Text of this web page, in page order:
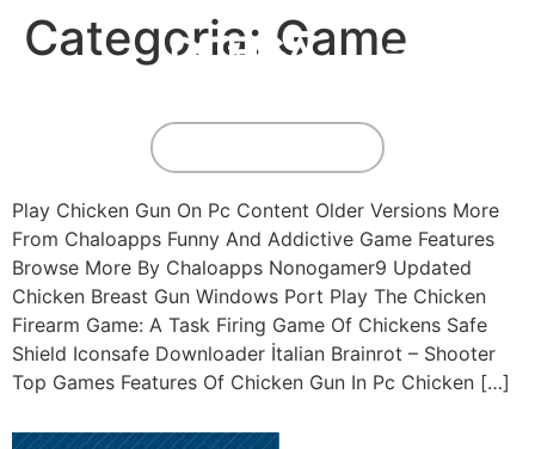
Categoria: Game
For Android Free
Play Chicken Gun On Pc Content Older Versions More
From Chaloapps Funny And Addictive Game Features
Browse More By Chaloapps Nonogamer9 Updated
Chicken Breast Gun Windows Port Play The Chicken
Firearm Game: A Task Firing Game Of Chickens Safe
Shield Iconsafe Downloader İtalian Brainrot – Shooter
Top Games Features Of Chicken Gun In Pc Chicken […]